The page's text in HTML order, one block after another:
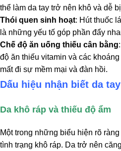
thể làm da tay trở nên khô và dễ
Thói quen sinh hoạt: Hút thuốc
là những yếu tố góp phần đẩy
Chế độ ăn uống thiếu cân bằng
độ ăn thiếu vitamin và các
mất đi sự mềm mại và đàn hồi.
Dấu hiệu nhận biết da
Da khô ráp và thiếu độ ẩm
Một trong những biểu hiện rõ
tình trạng khô ráp. Da trở nên